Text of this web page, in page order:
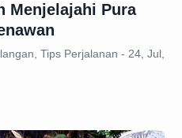
Menjelajahi Pura
Tips Perjalanan - 24, Jul,